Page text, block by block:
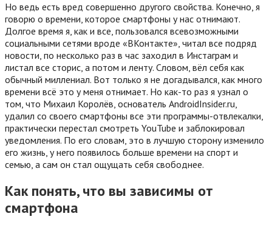
Но ведь есть вред совершенно другого свойства. Конечно, я
говорю о времени, которое смартфоны у нас отнимают.
Долгое время я, как и все, пользовался всевозможными
социальными сетями вроде «ВКонтакте», читал все подряд
новости, по несколько раз в час заходил в Инстаграм и
листал все сторис, а потом и ленту. Словом, вёл себя как
обычный миллениал. Вот только я не догадывался, как много
времени всё это у меня отнимает. Но как-то раз я узнал о
том, что Михаил Королёв, основатель AndroidInsider.ru,
удалил со своего смартфоны все эти программы-отвлекалки,
практически перестал смотреть YouTube и заблокировал
уведомления. По его словам, это в лучшую сторону изменило
его жизнь, у него появилось больше времени на спорт и
семью, а сам он стал ощущать себя свободнее.
Как понять, что вы зависимы от
смартфона